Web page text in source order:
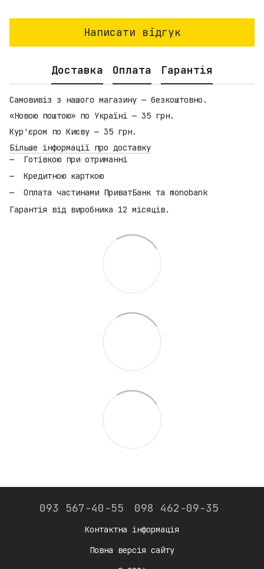
Написати відгук
Доставка Оплата Гарантія
Самовивіз з нашого магазину — безкоштовно.
«Новою поштою» по Україні — 35 грн.
Кур'єром по Києву — 35 грн.
Більше інформації про доставку
Готівкою при отриманні
Кредитною карткою
Оплата частинами ПриватБанк та monobank
Гарантія від виробника 12 місяців.
093 567-40-55 098 462-09-35
Контактна інформація
Повна версія сайту